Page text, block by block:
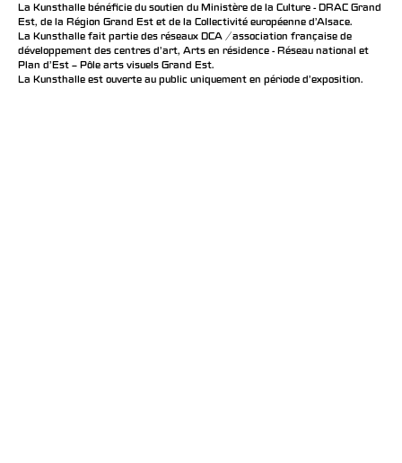
La Kunsthalle bénéficie du soutien du Ministère de la Culture - DRAC Grand
Est, de la Région Grand Est et de la Collectivité européenne d’Alsace.
La Kunsthalle fait partie des réseaux DCA / association française de
développement des centres d'art, Arts en résidence - Réseau national et
Plan d’Est – Pôle arts visuels Grand Est.
La Kunsthalle est ouverte au public uniquement en période d'exposition.